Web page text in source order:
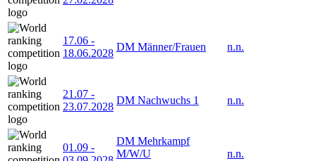
17.06 -
18.06.2028
DM Männer/Frauen n.n.
21.07 -
23.07.2028
DM Nachwuchs 1 n.n.
01.09 -
DM Mehrkampf
M/W/U
n.n.